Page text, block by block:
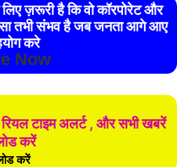
ज़रूरी है कि वो कॉरपोरेट और
तभी संभव है जब जनता आगे आए
करे
Now
टाइम अलर्ट , और सभी खबरें
करें
करें